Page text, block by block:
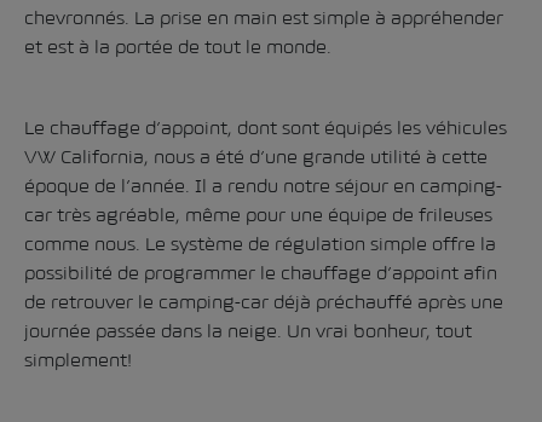
chevronnés. La prise en main est simple à appréhender
et est à la portée de tout le monde.
Le chauffage d’appoint, dont sont équipés les véhicules
VW California, nous a été d’une grande utilité à cette
époque de l’année. Il a rendu notre séjour en camping-
car très agréable, même pour une équipe de frileuses
comme nous. Le système de régulation simple offre la
possibilité de programmer le chauffage d’appoint afin
de retrouver le camping-car déjà préchauffé après une
journée passée dans la neige. Un vrai bonheur, tout
simplement!